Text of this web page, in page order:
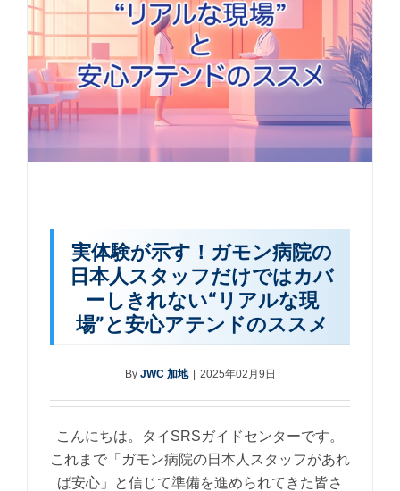
実体験が示す！ガモン病院の
日本人スタッフだけではカバ
ーしきれない“リアルな現
場”と安心アテンドのススメ
By JWC 加地 | 2025年02月9日
こんにちは。タイSRSガイドセンターです。
これまで「ガモン病院の日本人スタッフがあれ
ば安心」と信じて準備を進められてきた皆さ